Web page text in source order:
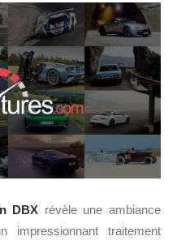
DBX révèle une ambiance
impressionnant traitement